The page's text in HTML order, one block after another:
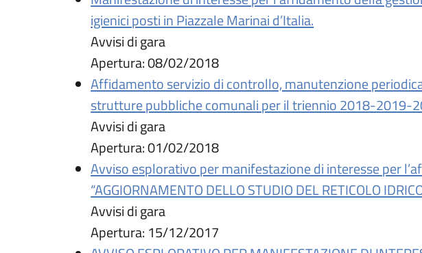
igienici posti in Piazzale Marinai d’Italia.
Avvisi di gara
Apertura:08/02/2018
Affidamento servizio di controllo, manutenzione
strutture pubbliche comunali per il triennio 2018-2019-
Avvisi di gara
Apertura:01/02/2018
Avviso esplorativo per manifestazione di interesse per
“AGGIORNAMENTO DELLO STUDIO DEL RETICOLO
Avvisi di gara
Apertura: 15/12/2017